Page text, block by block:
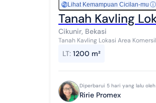
RpLihat Kemampuan Cicilan-mu ⓘ
Tanah Kavling
Cikunir, Bekasi
Tanah Kavling Lokasi Area Komersil di Cikunir Jatiasih Luas 1.200m² Siap Bangun Spesifikasi : - Luas Tanah :
LT: 1200 m²
Diperbarui 5 hari yang lalu oleh
Ririe Promex